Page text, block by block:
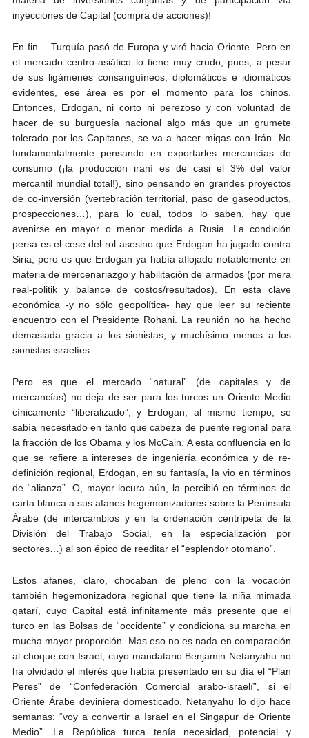
inyecciones de Capital (compra de acciones)!
En fin… Turquía pasó de Europa y viró hacia Oriente. Pero en
el mercado centro-asiático lo tiene muy crudo, pues, a pesar
de sus ligámenes consanguíneos, diplomáticos e idiomáticos
evidentes, ese área es por el momento para los chinos.
Entonces, Erdogan, ni corto ni perezoso y con voluntad de
hacer de su burguesía nacional algo más que un grumete
tolerado por los Capitanes, se va a hacer migas con Irán. No
fundamentalmente pensando en exportarles mercancías de
consumo (¡la producción iraní es de casi el 3% del valor
mercantil mundial total!), sino pensando en grandes proyectos
de co-inversión (vertebración territorial, paso de gaseoductos,
prospecciones…), para lo cual, todos lo saben, hay que
avenirse en mayor o menor medida a Rusia. La condición
persa es el cese del rol asesino que Erdogan ha jugado contra
Siria, pero es que Erdogan ya había aflojado notablemente en
materia de mercenariazgo y habilitación de armados (por mera
real-politik y balance de costos/resultados). En esta clave
económica -y no sólo geopolítica- hay que leer su reciente
encuentro con el Presidente Rohani. La reunión no ha hecho
demasiada gracia a los sionistas, y muchísimo menos a los
sionistas israelíes.
Pero es que el mercado “natural” (de capitales y de
mercancías) no deja de ser para los turcos un Oriente Medio
cínicamente “liberalizado”, y Erdogan, al mismo tiempo, se
sabía necesitado en tanto que cabeza de puente regional para
la fracción de los Obama y los McCain. A esta confluencia en lo
que se refiere a intereses de ingeniería económica y de re-
definición regional, Erdogan, en su fantasía, la vio en términos
de “alianza”. O, mayor locura aún, la percibió en términos de
carta blanca a sus afanes hegemonizadores sobre la Península
Árabe (de intercambios y en la ordenación centrípeta de la
División del Trabajo Social, en la especialización por
sectores…) al son épico de reeditar el “esplendor otomano”.
Estos afanes, claro, chocaban de pleno con la vocación
también hegemonizadora regional que tiene la niña mimada
qatarí, cuyo Capital está infinitamente más presente que el
turco en las Bolsas de “occidente” y condiciona su marcha en
mucha mayor proporción. Mas eso no es nada en comparación
al choque con Israel, cuyo mandatario Benjamin Netanyahu no
ha olvidado el interés que había presentado en su día el “Plan
Peres” de “Confederación Comercial arabo-israelí”, si el
Oriente Árabe deviniera domesticado. Netanyahu lo dijo hace
semanas: “voy a convertir a Israel en el Singapur de Oriente
Medio”. La República turca tenía necesidad, potencial y